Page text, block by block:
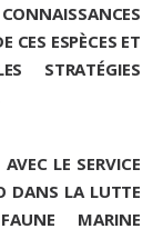
CES ESPÈCES ET
STRATÉGIES
LE SERVICE
DANS LA LUTTE
MARINE